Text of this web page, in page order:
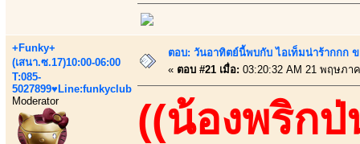
+Funky+
(เสนา.ซ.17)10:00-06:00
T:085-
5027899♥Line:funkyclub
Moderator
ตอบ: วันอาทิตย์นี้พบกับ ไอเท็มน่าร้ากกก
« ตอบ #21 เมื่อ: 03:20:32 AM 21 พฤษภา
((น้องพริกป่